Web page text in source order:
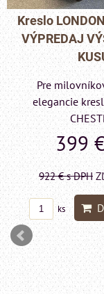
MIZAR -
Matrac MIZAR
systému Rinaldi
699
1239 €s DPH
ks